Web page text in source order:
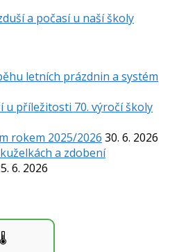
a počasí u naší školy
letních prázdnin a systém
u příležitosti 70. výročí školy
rokem 2025/2026 30. 6. 2026
a zdobení
6. 2026
🌡️